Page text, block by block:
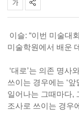
이슬: “이번 미술대
미술학원에서 배운
‘대로’는 의존 명사
쓰이는 경우에는 ‘앞
일어나는 그때마다,
조사로 쓰이는 경우